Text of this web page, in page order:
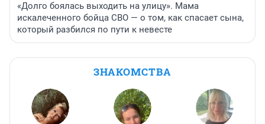
«Долго боялась выходить на улицу». Мама
искалеченного бойца СВО — о том, как спасает сына,
который разбился по пути к невесте
ЗНАКОМСТВА